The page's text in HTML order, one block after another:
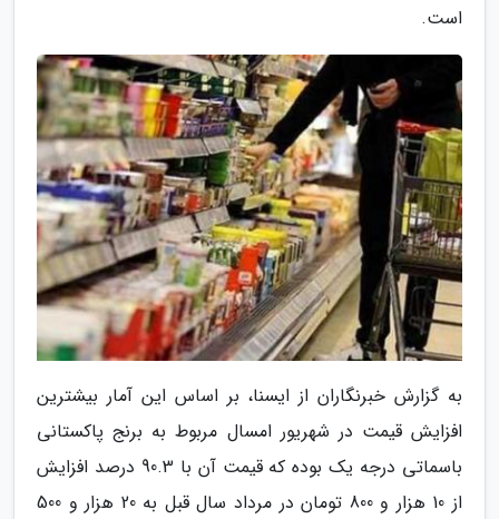
است.
به گزارش خبرنگاران از ایسنا، بر اساس این آمار بیشترین
افزایش قیمت در شهریور امسال مربوط به برنج پاکستانی
باسماتی درجه یک بوده که قیمت آن با 90.3 درصد افزایش
از 10 هزار و 800 تومان در مرداد سال قبل به 20 هزار و 500